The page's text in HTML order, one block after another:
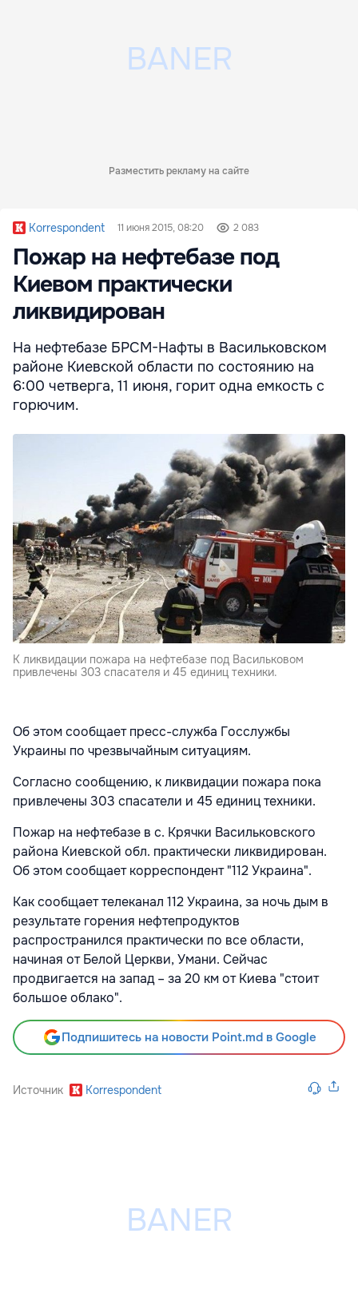
Разместить рекламу на сайте
Korrespondent 11 июня 2015, 08:20 2 083
Пожар на нефтебазе под
Киевом практически
ликвидирован
На нефтебазе БРСМ-Нафты в Васильковском
районе Киевской области по состоянию на
6:00 четверга, 11 июня, горит одна емкость с
горючим.
К ликвидации пожара на нефтебазе под Васильковом
привлечены 303 спасателя и 45 единиц техники.
Об этом сообщает пресс-служба Госслужбы
Украины по чрезвычайным ситуациям.
Согласно сообщению, к ликвидации пожара пока
привлечены 303 спасатели и 45 единиц техники.
Пожар на нефтебазе в с. Крячки Васильковского
района Киевской обл. практически ликвидирован.
Об этом сообщает корреспондент "112 Украина".
Как сообщает телеканал 112 Украина, за ночь дым в
результате горения нефтепродуктов
распространился практически по все области,
начиная от Белой Церкви, Умани. Сейчас
продвигается на запад – за 20 км от Киева "стоит
большое облако".
Подпишитесь на новости Point.md в Google
Источник Korrespondent